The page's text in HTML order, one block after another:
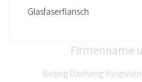
Glasfaserflansch
Firmenname
Beijing Dacheng